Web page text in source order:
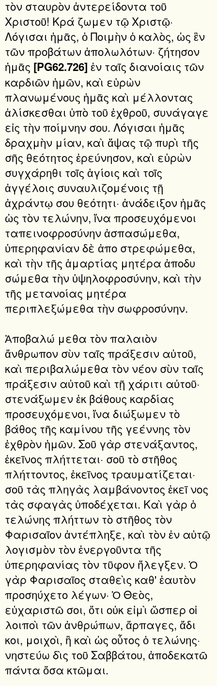
τὸν σταυρὸν ἀντερείδοντα τοῦ
Χριστοῦ! Κρά ζωμεν τῷ Χριστῷ·
Λόγισαι ἡμᾶς, ὁ Ποιμὴν ὁ καλὸς, ὡς ἓν
τῶν προβάτων ἀπολωλότων· ζήτησον
ἡμᾶς [PG62.726] ἐν ταῖς διανοίαις τῶν
καρδιῶν ἡμῶν, καὶ εὑρὼν
πλανωμένους ἡμᾶς καὶ μέλλοντας
ἁλίσκεσθαι ὑπὸ τοῦ ἐχθροῦ, συνάγαγε
εἰς τὴν ποίμνην σου. Λόγισαι ἡμᾶς
δραχμὴν μίαν, καὶ ἅψας τῷ πυρὶ τῆς
σῆς θεότητος ἐρεύνησον, καὶ εὑρὼν
συγχάρηθι τοῖς ἁγίοις καὶ τοῖς
ἀγγέλοις συναυλιζομένοις τῇ
ἀχράντῳ σου θεότητι· ἀνάδειξον ἡμᾶς
ὡς τὸν τελώνην, ἵνα προσευχόμενοι
ταπεινοφροσύνην ἀσπασώμεθα,
ὑπερηφανίαν δὲ ἀπο στρεφώμεθα,
καὶ τὴν τῆς ἁμαρτίας μητέρα ἀποδυ
σώμεθα τὴν ὑψηλοφροσύνην, καὶ τὴν
τῆς μετανοίας μητέρα
περιπλεξώμεθα τὴν σωφροσύνην.
Ἀποβαλώ μεθα τὸν παλαιὸν
ἄνθρωπον σὺν ταῖς πράξεσιν αὐτοῦ,
καὶ περιβαλώμεθα τὸν νέον σὺν ταῖς
πράξεσιν αὐτοῦ καὶ τῇ χάριτι αὐτοῦ·
στενάξωμεν ἐκ βάθους καρδίας
προσευχόμενοι, ἵνα διώξωμεν τὸ
βάθος τῆς καμίνου τῆς γεέννης τὸν
ἐχθρὸν ἡμῶν. Σοῦ γὰρ στενάξαντος,
ἐκεῖνος πλήττεται· σοῦ τὸ στῆθος
πλήττοντος, ἐκεῖνος τραυματίζεται·
σοῦ τὰς πληγὰς λαμβάνοντος ἐκεῖ νος
τὰς σφαγὰς ὑποδέχεται. Καὶ γὰρ ὁ
τελώνης πλήττων τὸ στῆθος τὸν
Φαρισαῖον ἀντέπληξε, καὶ τὸν ἐν αὐτῷ
λογισμὸν τὸν ἐνεργοῦντα τῆς
ὑπερηφανίας τὸν τῦφον ἤλεγξεν. Ὁ
γὰρ Φαρισαῖος σταθεὶς καθ' ἑαυτὸν
προσηύχετο λέγων· Ὁ Θεὸς,
εὐχαριστῶ σοι, ὅτι οὐκ εἰμὶ ὥσπερ οἱ
λοιποὶ τῶν ἀνθρώπων, ἅρπαγες, ἄδι
κοι, μοιχοὶ, ἢ καὶ ὡς οὗτος ὁ τελώνης·
νηστεύω δὶς τοῦ Σαββάτου, ἀποδεκατῶ
πάντα ὅσα κτῶμαι.